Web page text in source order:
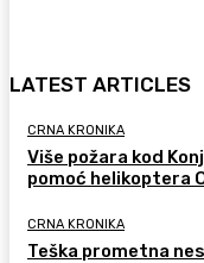
LATEST ARTICLES
CRNA KRONIKA
Više požara kod
pomoć helikoptera
CRNA KRONIKA
Teška prometna